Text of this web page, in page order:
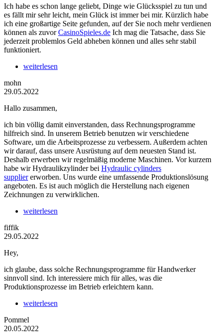
Ich habe es schon lange geliebt, Dinge wie Glücksspiel zu tun und
es fällt mir sehr leicht, mein Glück ist immer bei mir. Kürzlich habe
ich eine großartige Seite gefunden, auf der Sie noch mehr verdienen
können als zuvorCasinoSpieles.de Ich mag die Tatsache, dass Sie
jederzeit problemlos Geld abheben können und alles sehr stabil
funktioniert.
weiterlesen
mohn
29.05.2022
Hallo zusammen,
ich bin völlig damit einverstanden, dass Rechnungsprogramme
hilfreich sind. In unserem Betrieb benutzen wir verschiedene
Software, um die Arbeitsprozesse zu verbessern. Außerdem achten
wir darauf, dass unsere Ausrüstung auf dem neuesten Stand ist.
Deshalb erwerben wir regelmäßig moderne Maschinen. Vor kurzem
habe wir Hydraulikzylinder bei Hydraulic cylinders
suppliererworben. Uns wurde eine umfassende Produktionslösung
angeboten. Es ist auch möglich die Herstellung nach eigenen
Zeichnungen zu verwirklichen.
weiterlesen
fiffik
29.05.2022
Hey,
ich glaube, dass solche Rechnungsprogramme für Handwerker
sinnvoll sind. Ich interessiere mich für alles, was die
Produktionsprozesse im Betrieb erleichtern kann.
weiterlesen
Pommel
20.05.2022